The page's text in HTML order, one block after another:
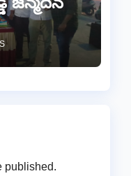
published.